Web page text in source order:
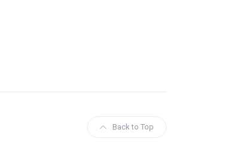
Back to Top